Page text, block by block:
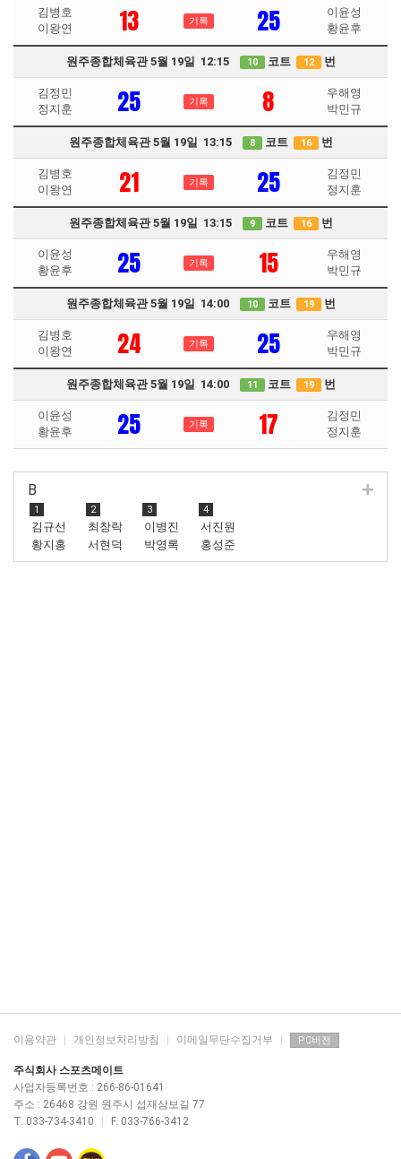
김병호
이왕연
13 기록 25
이윤성
황윤후
원주종합체육관 5월 19일 12:15 10 코트 12 번
김정민
정지훈
25 기록 8
우해영
박민규
원주종합체육관 5월 19일 13:15 8 코트 16 번
김병호
이왕연
21 기록 25
김정민
정지훈
원주종합체육관 5월 19일 13:15 9 코트 16 번
이윤성
황윤후
25 기록 15
우해영
박민규
원주종합체육관 5월 19일 14:00 10 코트 19 번
김병호
이왕연
24 기록 25
우해영
박민규
원주종합체육관 5월 19일 14:00 11 코트 19 번
이윤성
황윤후
25 기록 17
김정민
정지훈
B
1
김규선
황지홍
2
최창락
서현덕
3
이병진
박영록
4
서진원
홍성준
이용약관 개인정보처리방침 이메일무단수집거부 PC버전
주식회사 스포츠메이트
사업자등록번호 : 266-86-01641
주소 : 26468 강원 원주시 섭재삼보길 77
T. 033-734-3410
F. 033-766-3412